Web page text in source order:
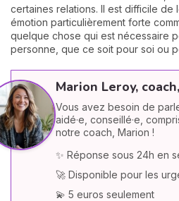
certaines relations. Il est difficile de
émotion particulièrement forte
quelque chose qui est nécessaire
personne, que ce soit pour soi ou
Marion Leroy,
Vous avez besoin de
aidé·e, conseillé·e,
notre coach, Marion !
✨ Réponse sous 24h en
🚀 Disponible pour les
💫 5 euros seulement